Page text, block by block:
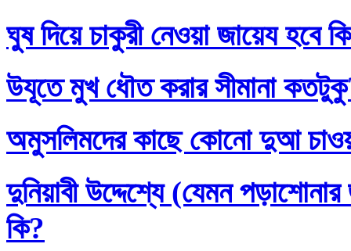
ঘুষ দিয়ে চাকুরী নেওয়া জায়েয হবে
উযূতে মুখ ধৌত করার সীমানা
অমুসলিমদের কাছে কোনো দুআ
দুনিয়াবী উদ্দেশ্যে (যেমন
কি?